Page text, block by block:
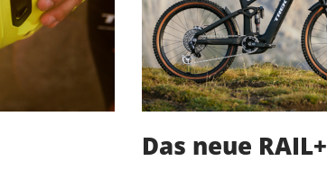
Das neue RAIL+